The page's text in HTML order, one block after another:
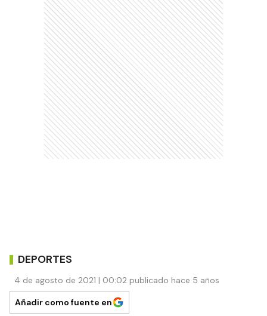
DEPORTES
4 de agosto de 2021 | 00:02 publicado hace 5 años
Añadir como fuente en